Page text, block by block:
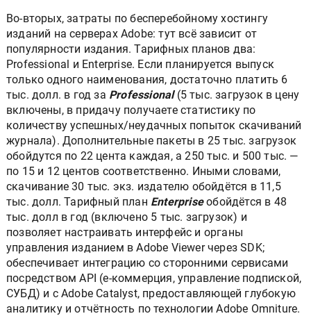
Во-вторых, затраты по бесперебойному хостингу
изданий на серверах Adobe: тут всё зависит от
популярности издания. Тарифных планов два:
Professional и Enterprise. Если планируется выпуск
только одного наименования, достаточно платить 6
тыс. долл. в год за Professional(5 тыс. загрузок в цену
включены, в придачу получаете статистику по
количеству успешных/неудачных попыток скачиваний
журнала). Дополнительные пакеты в 25 тыс. загрузок
обойдутся по 22 цента каждая, а 250 тыс. и 500 тыс. —
по 15 и 12 центов соответственно. Иными словами,
скачивание 30 тыс. экз. издателю обойдётся в 11,5
тыс. долл. Тарифный план Enterpriseобойдётся в 48
тыс. долл в год (включено 5 тыс. загрузок) и
позволяет настраивать интерфейс и органы
управления изданием в Adobe Viewer через SDK;
обеспечивает интеграцию со сторонними сервисами
посредством API (е-коммерция, управление подпиской,
СУБД) и с Adobe Catalyst, предоставляющей глубокую
аналитику и отчётность по технологии Adobe Omniture.